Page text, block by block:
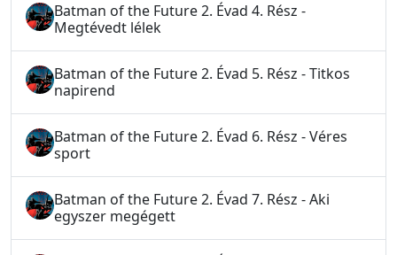
Batman of the Future 2. Évad 4. Rész -
Megtévedt lélek
Batman of the Future 2. Évad 5. Rész - Titkos
napirend
Batman of the Future 2. Évad 6. Rész - Véres
sport
Batman of the Future 2. Évad 7. Rész - Aki
egyszer megégett